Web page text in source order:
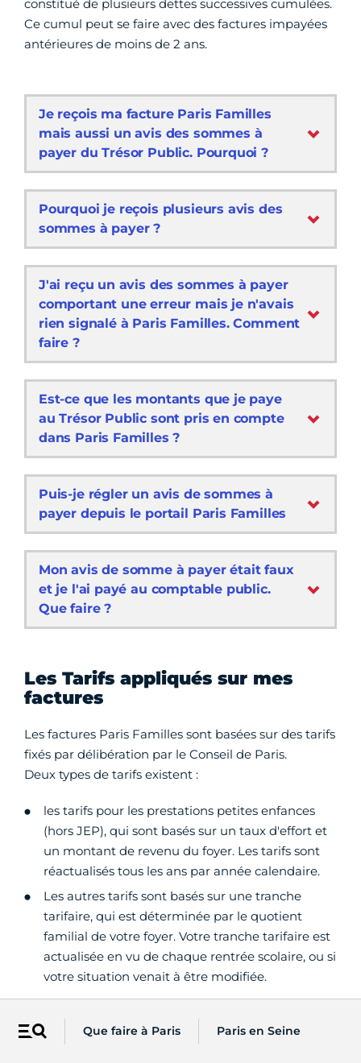
Menu Que faire à Paris Paris en Seine
constitué de plusieurs dettes successives cumulées.
Ce cumul peut se faire avec des factures impayées
antérieures de moins de 2 ans.
Je reçois ma facture Paris Familles
mais aussi un avis des sommes à
payer du Trésor Public. Pourquoi ?
Pourquoi je reçois plusieurs avis des
sommes à payer ?
J'ai reçu un avis des sommes à payer
comportant une erreur mais je n'avais
rien signalé à Paris Familles. Comment
faire ?
Est-ce que les montants que je paye
au Trésor Public sont pris en compte
dans Paris Familles ?
Puis-je régler un avis de sommes à
payer depuis le portail Paris Familles
Mon avis de somme à payer était faux
et je l'ai payé au comptable public.
Que faire ?
Les Tarifs appliqués sur mes
factures
Les factures Paris Familles sont basées sur des tarifs
fixés par délibération par le Conseil de Paris.
Deux types de tarifs existent :
les tarifs pour les prestations petites enfances
(hors JEP), qui sont basés sur un taux d'effort et
un montant de revenu du foyer. Les tarifs sont
réactualisés tous les ans par année calendaire.
Les autres tarifs sont basés sur une tranche
tarifaire, qui est déterminée par le quotient
familial de votre foyer. Votre tranche tarifaire est
actualisée en vu de chaque rentrée scolaire, ou si
votre situation venait à être modifiée.
Comment estimer votre quotient